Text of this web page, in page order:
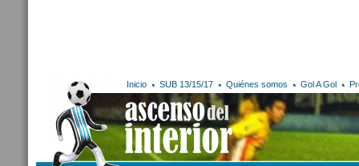
Inicio SUB 13/15/17 Quiénes somos Gol A Gol